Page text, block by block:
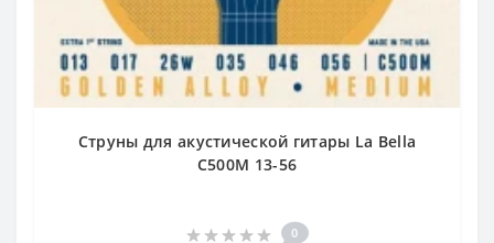
Cтруны для акустической гитары La Bella
C500M 13-56
0